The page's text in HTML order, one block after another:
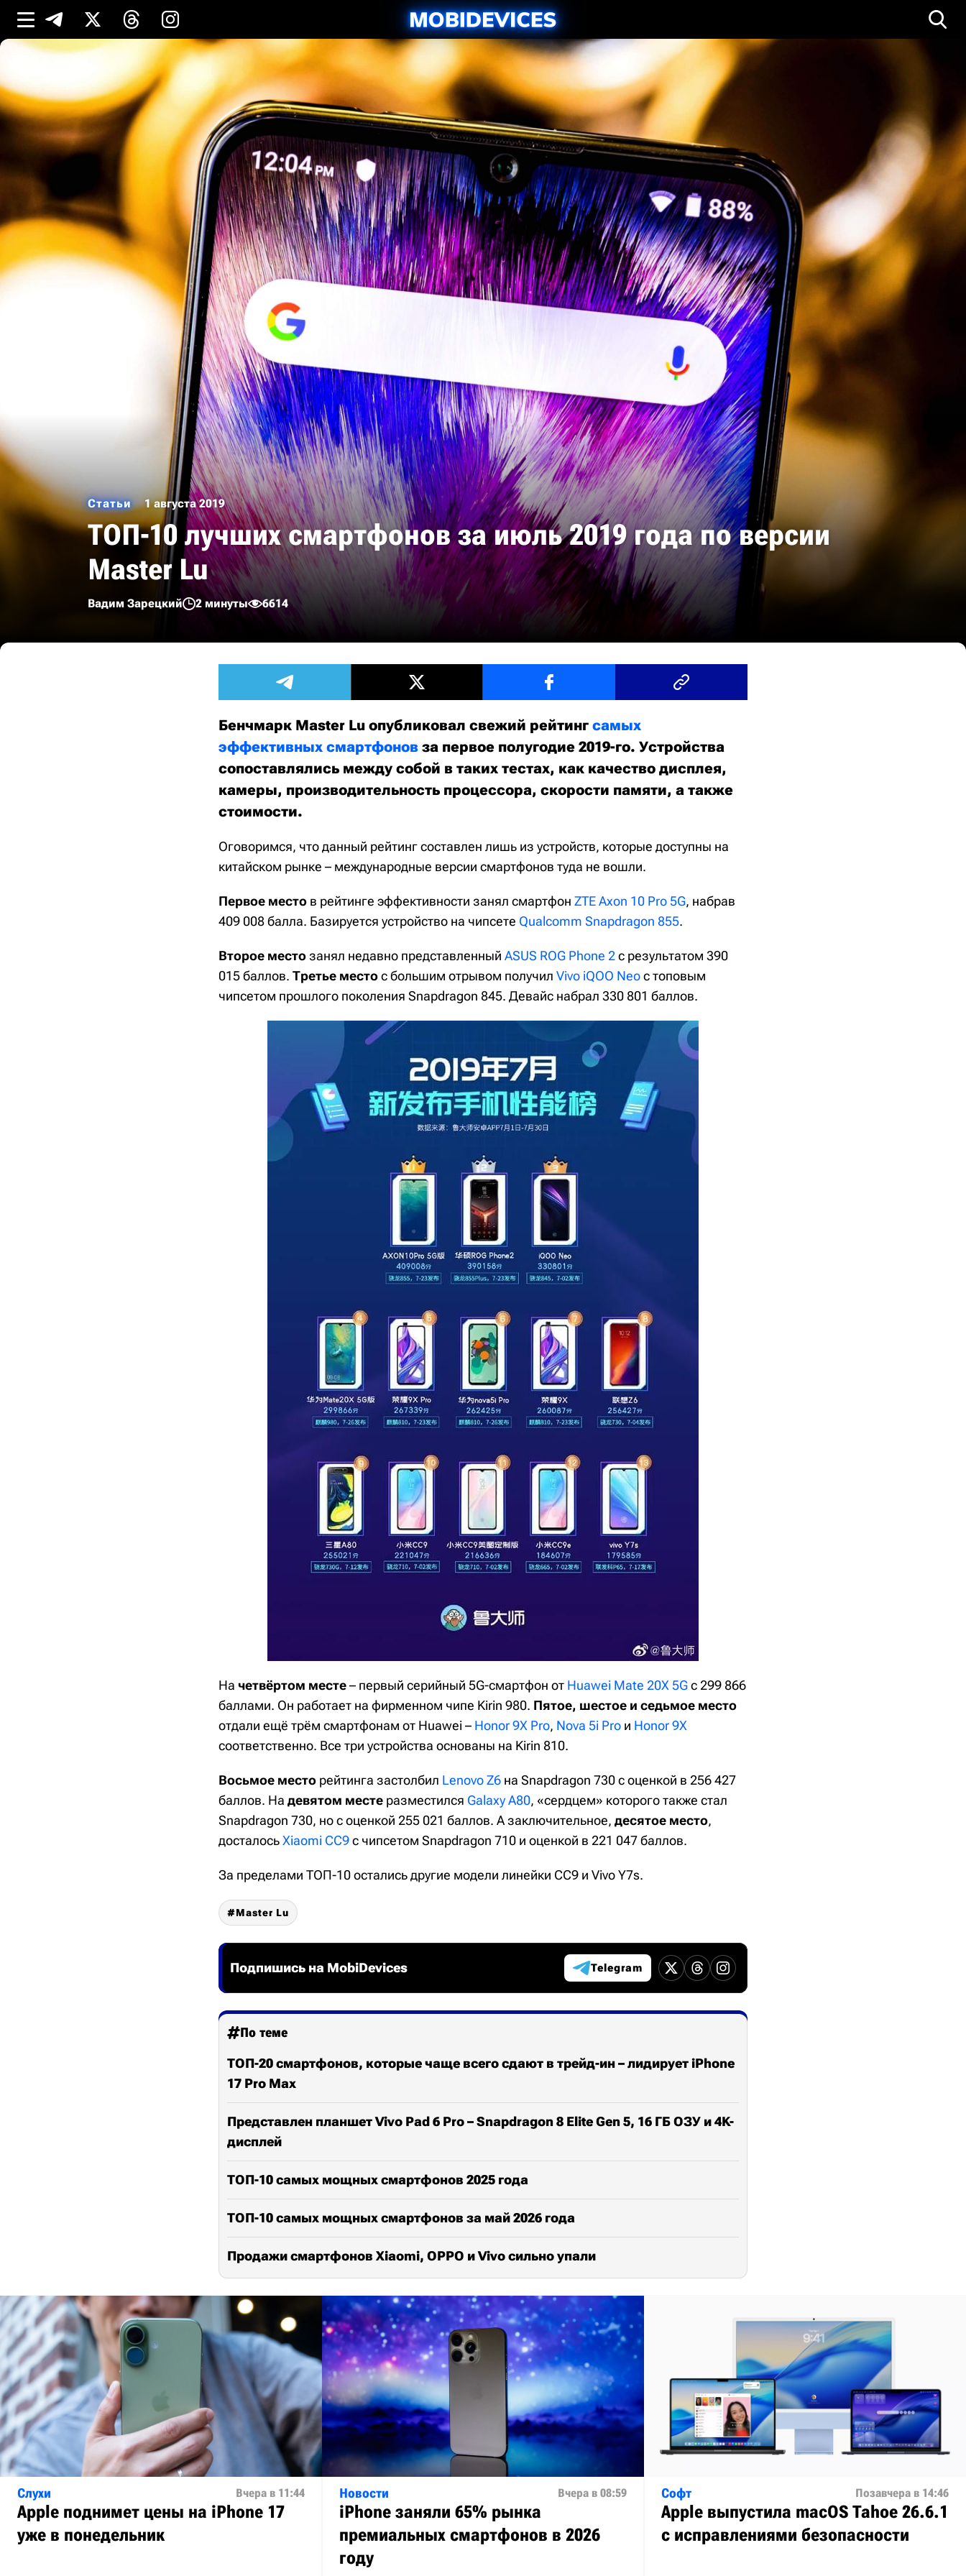
Статьи 1 августа 2019
ТОП-10 лучших смартфонов за июль 2019 года по версии
Master Lu
Вадим Зарецкий 2 минуты 6614
Бенчмарк Master Lu опубликовал свежий рейтинг самых
эффективных смартфонов за первое полугодие 2019-го. Устройства
сопоставлялись между собой в таких тестах, как качество дисплея,
камеры, производительность процессора, скорости памяти, а также
стоимости.
Оговоримся, что данный рейтинг составлен лишь из устройств, которые доступны на
китайском рынке – международные версии смартфонов туда не вошли.
Первое место в рейтинге эффективности занял смартфон ZTE Axon 10 Pro 5G, набрав
409 008 балла. Базируется устройство на чипсете Qualcomm Snapdragon 855.
Второе местозанял недавно представленный ASUS ROG Phone 2с результатом 390
015 баллов. Третье местос большим отрывом получил Vivo iQOO Neoс топовым
чипсетом прошлого поколения Snapdragon 845. Девайс набрал 330 801 баллов.
На четвёртом месте– первый серийный 5G-смартфон от Huawei Mate 20X 5Gс 299 866
баллами. Он работает на фирменном чипе Kirin 980. Пятое, шестое и седьмое место
отдали ещё трём смартфонам от Huawei – Honor 9X Pro, Nova 5i Pro и Honor 9X
соответственно. Все три устройства основаны на Kirin 810.
Восьмое место рейтинга застолбил Lenovo Z6 на Snapdragon 730 с оценкой в 256 427
баллов. На девятом месте разместился Galaxy A80, «сердцем» которого также стал
Snapdragon 730, но с оценкой 255 021 баллов. А заключительное, десятое место,
досталосьXiaomi CC9с чипсетом Snapdragon 710 и оценкой в 221 047 баллов.
За пределами ТОП-10 остались другие модели линейки CC9 и Vivo Y7s.
Master Lu
Подпишись на MobiDevices Telegram
По теме
ТОП-20 смартфонов, которые чаще всего сдают в трейд-ин – лидирует iPhone
17 Pro Max
Представлен планшет Vivo Pad 6 Pro – Snapdragon 8 Elite Gen 5, 16 ГБ ОЗУ и 4K-
дисплей
ТОП-10 самых мощных смартфонов 2025 года
ТОП-10 самых мощных смартфонов за май 2026 года
Продажи смартфонов Xiaomi, OPPO и Vivo сильно упали
Слухи Вчера в 11:44
Apple поднимет цены на iPhone 17
уже в понедельник
Новости Вчера в 08:59
iPhone заняли 65% рынка
премиальных смартфонов в 2026
году
Софт Позавчера в 14:46
Apple выпустила macOS Tahoe 26.6.1
с исправлениями безопасности